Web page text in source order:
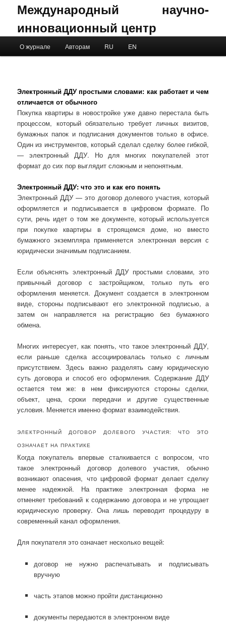
Международный научно-
инновационный центр
Skip to primary content
Skip to secondary content
О журнале Авторам RU EN
Электронный ДДУ простыми словами: как работает и чем
отличается от обычного
Покупка квартиры в новостройке уже давно перестала быть
процессом, который обязательно требует личных визитов,
бумажных папок и подписания документов только в офисе.
Один из инструментов, который сделал сделку более гибкой,
— электронный ДДУ. Но для многих покупателей этот
формат до сих пор выглядит сложным и непонятным.
Электронный ДДУ: что это и как его понять
Электронный ДДУ — это договор долевого участия, который
оформляется и подписывается в цифровом формате. По
сути, речь идет о том же документе, который используется
при покупке квартиры в строящемся доме, но вместо
бумажного экземпляра применяется электронная версия с
юридически значимым подписанием.
Если объяснять электронный ДДУ простыми словами, это
привычный договор с застройщиком, только путь его
оформления меняется. Документ создается в электронном
виде, стороны подписывают его электронной подписью, а
затем он направляется на регистрацию без бумажного
обмена.
Многих интересует, как понять, что такое электронный ДДУ,
если раньше сделка ассоциировалась только с личным
присутствием. Здесь важно разделять саму юридическую
суть договора и способ его оформления. Содержание ДДУ
остается тем же: в нем фиксируются стороны сделки,
объект, цена, сроки передачи и другие существенные
условия. Меняется именно формат взаимодействия.
ЭЛЕКТРОННЫЙ ДОГОВОР ДОЛЕВОГО УЧАСТИЯ: ЧТО ЭТО
ОЗНАЧАЕТ НА ПРАКТИКЕ
Когда покупатель впервые сталкивается с вопросом, что
такое электронный договор долевого участия, обычно
возникают опасения, что цифровой формат делает сделку
менее надежной. На практике электронная форма не
отменяет требований к содержанию договора и не упрощает
юридическую проверку. Она лишь переводит процедуру в
современный канал оформления.
Для покупателя это означает несколько вещей:
договор не нужно распечатывать и подписывать
вручную
часть этапов можно пройти дистанционно
документы передаются в электронном виде